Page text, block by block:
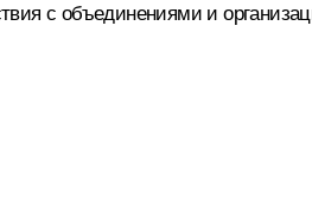
с объединениями и